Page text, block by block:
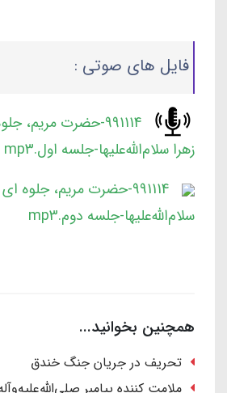
فایل های صوتی :
991114-حضرت
زهرا سلام‌الله‌علیها-جلسه اول.mp3
991114-حضرت مریم، جلوه
سلام‌الله‌علیها-جلسه دوم.mp3
همچنین بخوانید...
تحریف در جریان جنگ خندق
ملامت کننده پیامبر